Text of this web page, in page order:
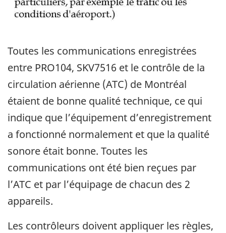
Toutes les communications enregistrées
entre PRO104, SKV7516 et le contrôle de la
circulation aérienne (ATC) de Montréal
étaient de bonne qualité technique, ce qui
indique que l’équipement d’enregistrement
a fonctionné normalement et que la qualité
sonore était bonne. Toutes les
communications ont été bien reçues par
l’ATC et par l’équipage de chacun des 2
appareils.
Les contrôleurs doivent appliquer les règles,